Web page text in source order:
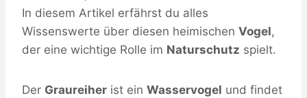
In diesem Artikel erfährst du alles
Wissenswerte über diesen heimischen Vogel,
der eine wichtige Rolle im Naturschutz spielt.
Der Graureiher ist ein Wasservogel und findet